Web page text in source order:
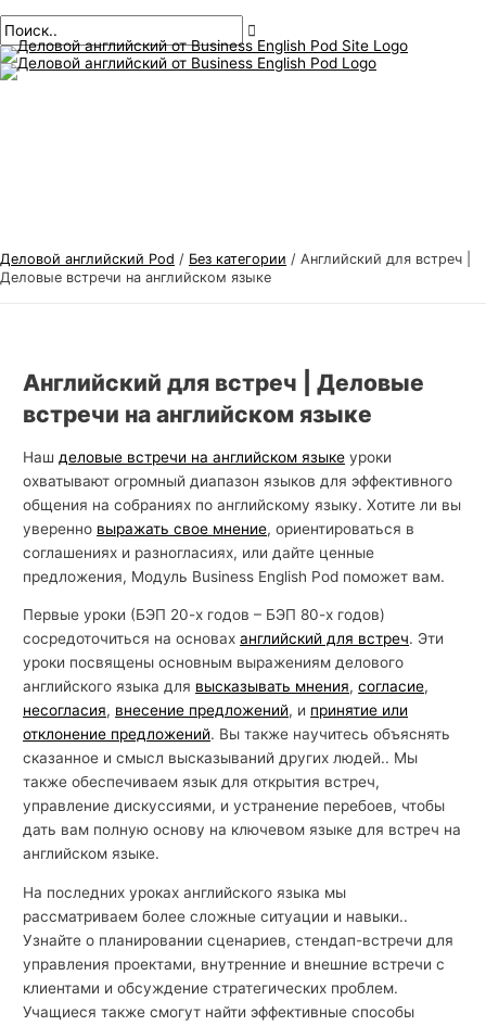
к
содержанию
меню
Деловой английский Pod / Без категории / Английский для встреч |
Деловые встречи на английском языке
Английский для встреч | Деловые
встречи на английском языке
Наш деловые встречи на английском языке уроки
охватывают огромный диапазон языков для эффективного
общения на собраниях по английскому языку. Хотите ли вы
уверенно выражать свое мнение, ориентироваться в
соглашениях и разногласиях, или дайте ценные
предложения, Модуль Business English Pod поможет вам.
Первые уроки (БЭП 20-х годов – БЭП 80-х годов)
сосредоточиться на основаханглийский для встреч. Эти
уроки посвящены основным выражениям делового
английского языка для высказывать мнения,согласие,
несогласия, внесение предложений, и принятие или
отклонение предложений. Вы также научитесь объяснять
сказанное и смысл высказываний других людей.. Мы
также обеспечиваем язык для открытия встреч,
управление дискуссиями, и устранение перебоев, чтобы
дать вам полную основу на ключевом языке для встреч на
английском языке.
На последних уроках английского языка мы
рассматриваем более сложные ситуации и навыки..
Узнайте о планировании сценариев, стендап-встречи для
управления проектами, внутренние и внешние встречи с
клиентами и обсуждение стратегических проблем.
Учащиеся также смогут найти эффективные способы
по
публикациям
здесь..
почта*
Т
е
м
о
н
г
л
и
й
с
к
о
И
с
к